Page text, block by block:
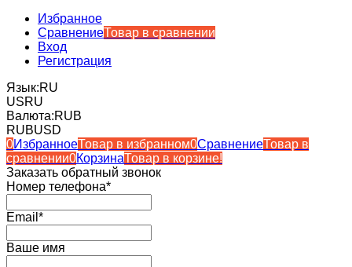
Избранное
СравнениеТовар в сравнении
Вход
Регистрация
Язык:RU
USRU
Валюта:RUB
RUBUSD
0ИзбранноеТовар в избранном0СравнениеТовар в
сравнении0КорзинаТовар в корзине!
Заказать обратный звонок
Номер телефона*
Email*
Ваше имя